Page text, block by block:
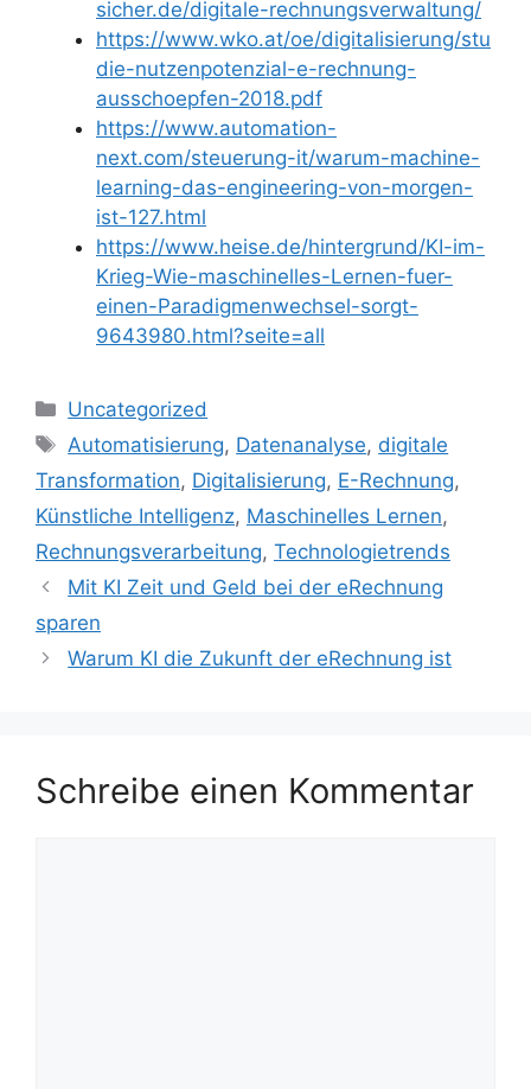
sicher.de/digitale-rechnungsverwaltung/
https://www.wko.at/oe/digitalisierung/stu
die-nutzenpotenzial-e-rechnung-
ausschoepfen-2018.pdf
https://www.automation-
next.com/steuerung-it/warum-machine-
learning-das-engineering-von-morgen-
ist-127.html
https://www.heise.de/hintergrund/KI-im-
Krieg-Wie-maschinelles-Lernen-fuer-
einen-Paradigmenwechsel-sorgt-
9643980.html?seite=all
Kategorien
Uncategorized
Schlagwörter
Automatisierung, Datenanalyse, digitale
Transformation, Digitalisierung, E-Rechnung,
Künstliche Intelligenz, Maschinelles Lernen,
Rechnungsverarbeitung, Technologietrends
Mit KI Zeit und Geld bei der eRechnung
sparen
Warum KI die Zukunft der eRechnung ist
Schreibe einen Kommentar